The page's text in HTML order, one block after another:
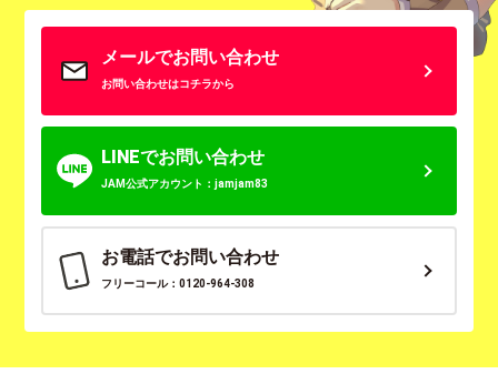
メールでお問い合わせ
お問い合わせはコチラから
LINEでお問い合わせ
JAM公式アカウント：jamjam83
お電話でお問い合わせ
フリーコール：0120-964-308